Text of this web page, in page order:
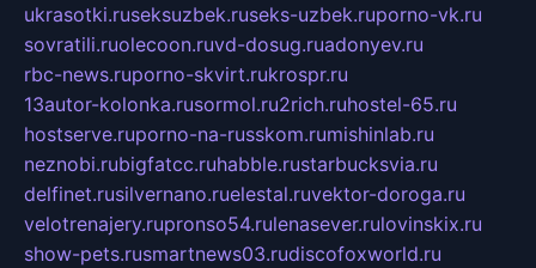
ukrasotki.ruseksuzbek.ruseks-uzbek.ruporno-vk.ru
sovratili.ruolecoon.ruvd-dosug.ruadonyev.ru
rbc-news.ruporno-skvirt.rukrospr.ru
13autor-kolonka.rusormol.ru2rich.ruhostel-65.ru
hostserve.ruporno-na-russkom.rumishinlab.ru
neznobi.rubigfatcc.ruhabble.rustarbucksvia.ru
delfinet.rusilvernano.ruelestal.ruvektor-doroga.ru
velotrenajery.rupronso54.rulenasever.rulovinskix.ru
show-pets.rusmartnews03.rudiscofoxworld.ru